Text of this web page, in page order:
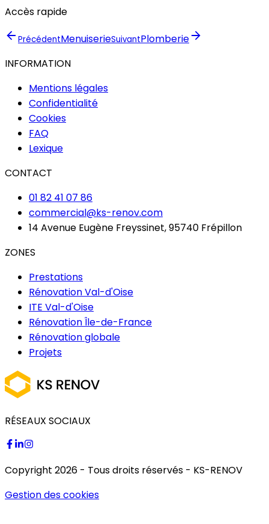
Accès rapide
PrécédentMenuiserieSuivantPlomberie
INFORMATION
Mentions légales
Confidentialité
Cookies
FAQ
Lexique
CONTACT
01 82 41 07 86
commercial@ks-renov.com
14 Avenue Eugène Freyssinet, 95740 Frépillon
ZONES
Prestations
Rénovation Val-d'Oise
ITE Val-d'Oise
Rénovation Île-de-France
Rénovation globale
Projets
RÉSEAUX SOCIAUX
Copyright 2026 - Tous droits réservés - KS-RENOV
Gestion des cookies